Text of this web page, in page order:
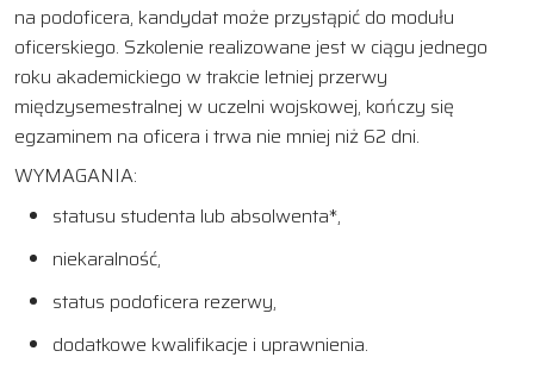
na podoficera, kandydat może przystąpić do modułu
oficerskiego. Szkolenie realizowane jest w ciągu jednego
roku akademickiego w trakcie letniej przerwy
międzysemestralnej w uczelni wojskowej, kończy się
egzaminem na oficera i trwa nie mniej niż 62 dni.
WYMAGANIA:
statusu studenta lub absolwenta*,
niekaralność,
status podoficera rezerwy,
dodatkowe kwalifikacje i uprawnienia.